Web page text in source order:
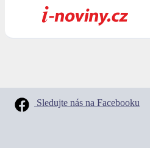
Sledujte nás na Facebooku